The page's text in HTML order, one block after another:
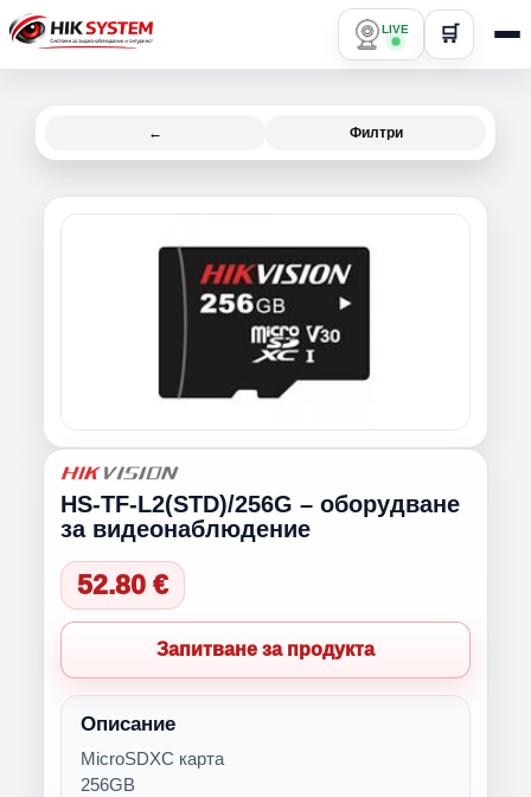
LIVE 🛒
← Филтри
HS-TF-L2(STD)/256G – оборудване
за видеонаблюдение
52.80 €
Запитване за продукта
Описание
MicroSDXC карта
256GB